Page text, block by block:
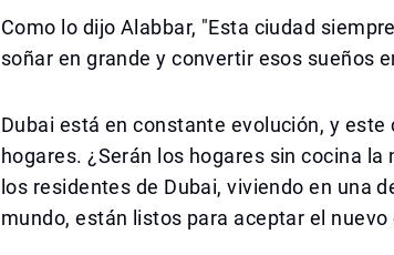
Como lo dijo Alabbar, "Esta ciudad
soñar en grande y convertir esos sueños
Dubai está en constante evolución, y
hogares. ¿Serán los hogares sin cocina
los residentes de Dubai, viviendo en una
mundo, están listos para aceptar el nuevo